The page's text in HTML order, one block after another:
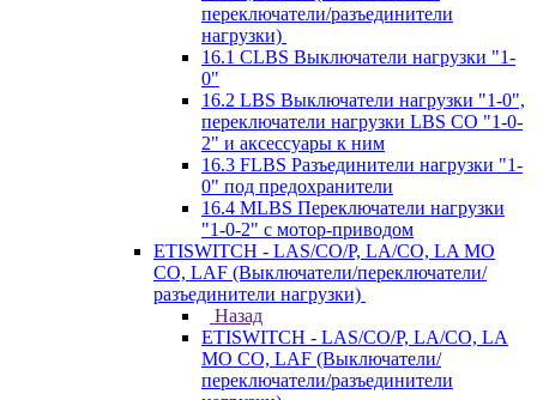
переключатели/разъединители
нагрузки)
16.1 CLBS Выключатели нагрузки "1-
0"
16.2 LBS Выключатели нагрузки "1-0",
переключатели нагрузки LBS CO "1-0-
2" и аксессуары к ним
16.3 FLBS Разъединители нагрузки "1-
0" под предохранители
16.4 MLBS Переключатели нагрузки
"1-0-2" с мотор-приводом
ETISWITCH - LAS/CO/P, LA/CO, LA MO
CO, LAF (Выключатели/переключатели/
разъединители нагрузки)
Назад
ETISWITCH - LAS/CO/P, LA/CO, LA
MO CO, LAF (Выключатели/
переключатели/разъединители